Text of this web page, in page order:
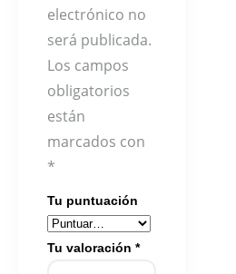
electrónico no
será publicada.
Los campos
obligatorios
están
marcados con
*
Tu puntuación
Tu valoración *